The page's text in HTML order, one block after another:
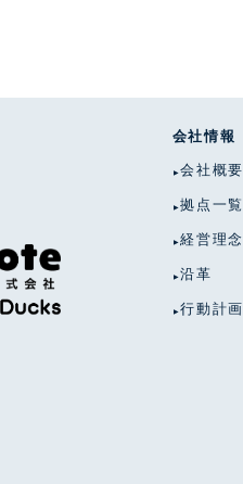
会社情報
会社概要
拠点一覧
経営理念
沿革
行動計画